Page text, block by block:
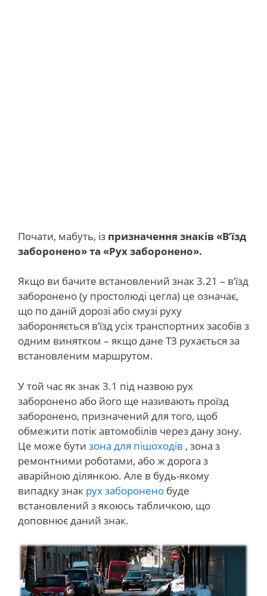
Почати, мабуть, із призначення знаків «В’їзд
заборонено» та «Рух заборонено».
Якщо ви бачите встановлений знак 3.21 – в’їзд
заборонено (у простолюді цегла) це означає,
що по даній дорозі або смузі руху
забороняється в’їзд усіх транспортних засобів з
одним винятком – якщо дане ТЗ рухається за
встановленим маршрутом.
У той час як знак 3.1 під назвою рух
заборонено або його ще називають проїзд
заборонено, призначений для того, щоб
обмежити потік автомобілів через дану зону.
Це може бути зона для пішоходів , зона з
ремонтними роботами, або ж дорога з
аварійною ділянкою. Але в будь-якому
випадку знак рух заборонено буде
встановлений з якоюсь табличкою, що
доповнює даний знак.